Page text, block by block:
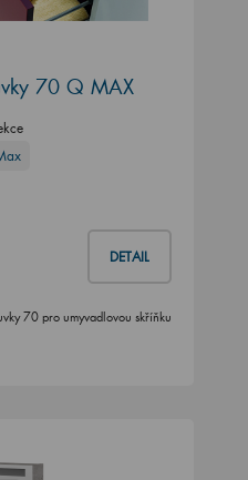
70 Q MAX
DETAIL
70 pro umyvadlovou skříňku